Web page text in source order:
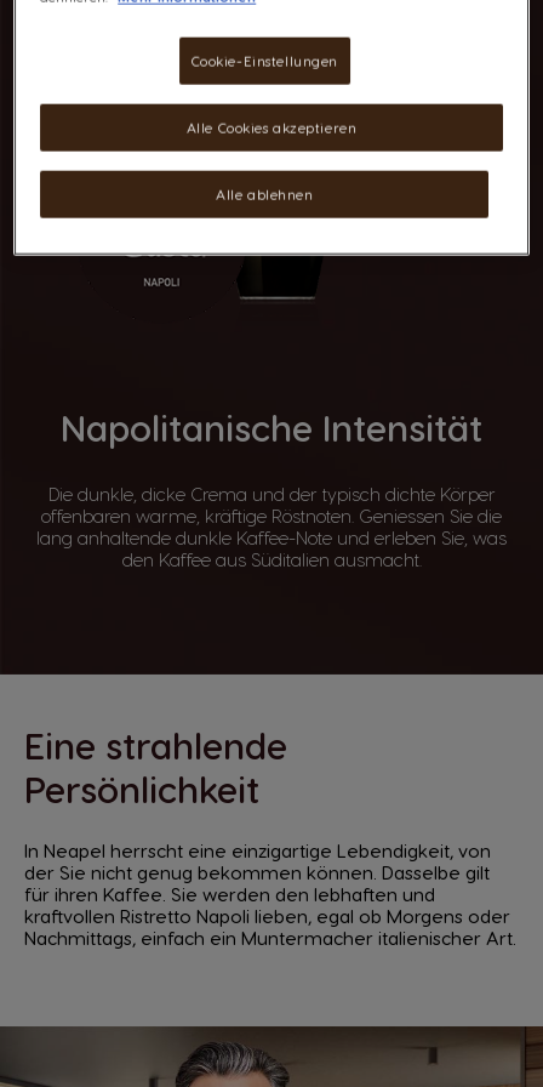
Napolitanische Intensität
Die dunkle, dicke Crema und der typisch dichte Körper
offenbaren warme, kräftige Röstnoten. Geniessen Sie die
lang anhaltende dunkle Kaffee-Note und erleben Sie, was
den Kaffee aus Süditalien ausmacht.
Eine strahlende
Persönlichkeit
In Neapel herrscht eine einzigartige Lebendigkeit, von
der Sie nicht genug bekommen können. Dasselbe gilt
für ihren Kaffee. Sie werden den lebhaften und
kraftvollen Ristretto Napoli lieben, egal ob Morgens oder
Nachmittags, einfach ein Muntermacher italienischer Art.
Cookie-Einstellungen
Alle ablehnen
Alle Cookies akzeptieren